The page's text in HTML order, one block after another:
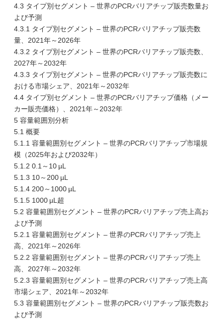
4.3 タイプ別セグメント – 世界のPCRバリアチップ販売数量お
よび予測
4.3.1 タイプ別セグメント – 世界のPCRバリアチップ販売数
量、2021年～2026年
4.3.2 タイプ別セグメント – 世界のPCRバリアチップ販売数、
2027年～2032年
4.3.3 タイプ別セグメント – 世界のPCRバリアチップ販売数に
おける市場シェア、2021年～2032年
4.4 タイプ別セグメント – 世界のPCRバリアチップ価格（メー
カー販売価格）、2021年～2032年
5 容量範囲別分析
5.1 概要
5.1.1 容量範囲別セグメント – 世界のPCRバリアチップ市場規
模（2025年および2032年）
5.1.2 0.1～10 µL
5.1.3 10～200 µL
5.1.4 200～1000 µL
5.1.5 1000 µL超
5.2 容量範囲別セグメント – 世界のPCRバリアチップ売上高お
よび予測
5.2.1 容量範囲別セグメント – 世界のPCRバリアチップ売上
高、2021年～2026年
5.2.2 容量範囲別セグメント – 世界のPCRバリアチップ売上
高、2027年～2032年
5.2.3 容量範囲別セグメント – 世界のPCRバリアチップ売上高
市場シェア、2021年～2032年
5.3 容量範囲別セグメント – 世界のPCRバリアチップ販売数お
よび予測